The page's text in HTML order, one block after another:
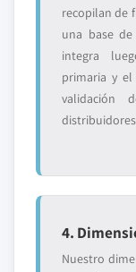
recopilan de
una base
integra
primaria y
validación
4.
Nuestro